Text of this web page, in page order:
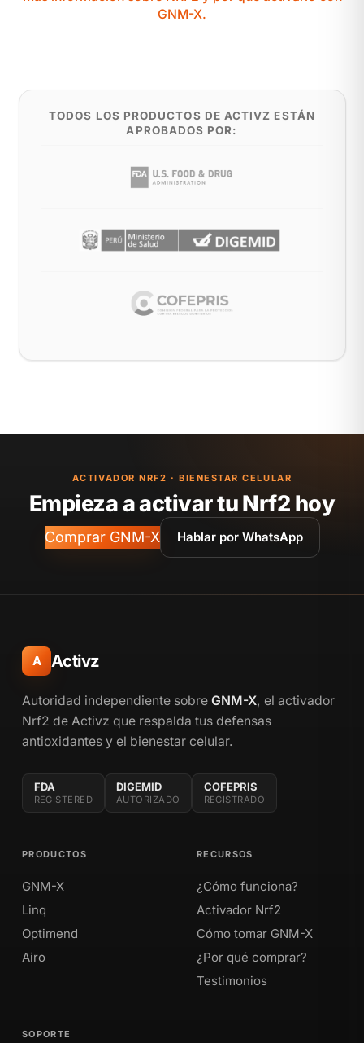
GNM-X.
TODOS LOS PRODUCTOS DE ACTIVZ ESTÁN
APROBADOS POR:
ACTIVADOR NRF2 · BIENESTAR CELULAR
Empieza a activar tu Nrf2 hoy
Comprar GNM-X Hablar por WhatsApp
A Activz
Autoridad independiente sobre GNM-X, el activador
Nrf2 de Activz que respalda tus defensas
antioxidantes y el bienestar celular.
FDA
REGISTERED
DIGEMID
AUTORIZADO
COFEPRIS
REGISTRADO
PRODUCTOS
GNM-X
Linq
Optimend
Airo
RECURSOS
¿Cómo funciona?
Activador Nrf2
Cómo tomar GNM-X
¿Por qué comprar?
Testimonios
SOPORTE